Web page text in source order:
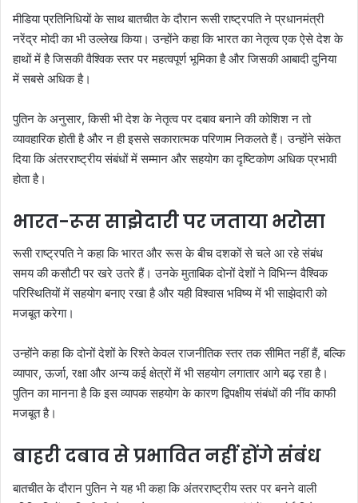
मीडिया प्रतिनिधियों के साथ बातचीत के दौरान रूसी राष्ट्रपति ने प्रधानमंत्री
नरेंद्र मोदी का भी उल्लेख किया। उन्होंने कहा कि भारत का नेतृत्व एक ऐसे देश के
हाथों में है जिसकी वैश्विक स्तर पर महत्वपूर्ण भूमिका है और जिसकी आबादी दुनिया
में सबसे अधिक है।
पुतिन के अनुसार, किसी भी देश के नेतृत्व पर दबाव बनाने की कोशिश न तो
व्यावहारिक होती है और न ही इससे सकारात्मक परिणाम निकलते हैं। उन्होंने संकेत
दिया कि अंतरराष्ट्रीय संबंधों में सम्मान और सहयोग का दृष्टिकोण अधिक प्रभावी
होता है।
भारत-रूस साझेदारी पर जताया भरोसा
रूसी राष्ट्रपति ने कहा कि भारत और रूस के बीच दशकों से चले आ रहे संबंध
समय की कसौटी पर खरे उतरे हैं। उनके मुताबिक दोनों देशों ने विभिन्न वैश्विक
परिस्थितियों में सहयोग बनाए रखा है और यही विश्वास भविष्य में भी साझेदारी को
मजबूत करेगा।
उन्होंने कहा कि दोनों देशों के रिश्ते केवल राजनीतिक स्तर तक सीमित नहीं हैं, बल्कि
व्यापार, ऊर्जा, रक्षा और अन्य कई क्षेत्रों में भी सहयोग लगातार आगे बढ़ रहा है।
पुतिन का मानना है कि इस व्यापक सहयोग के कारण द्विपक्षीय संबंधों की नींव काफी
मजबूत है।
बाहरी दबाव से प्रभावित नहीं होंगे संबंध
बातचीत के दौरान पुतिन ने यह भी कहा कि अंतरराष्ट्रीय स्तर पर बनने वाली